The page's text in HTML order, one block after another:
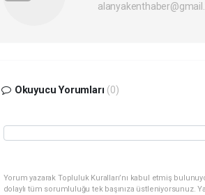
Okuyucu Yorumları (0)
Yorum yazarak Topluluk Kuralları’nı kabul etmiş
dolaylı tüm sorumluluğu tek başınıza